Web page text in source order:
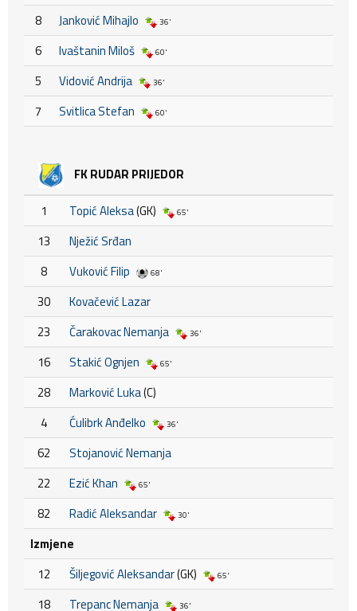
8 Janković Mihajlo 36'
6 Ivaštanin Miloš 60'
5 Vidović Andrija 36'
7 Svitlica Stefan 60'
FK RUDAR PRIJEDOR
1 Topić Aleksa(GK) 65'
13
Nježić Srđan
8
Vuković Filip 68'
30
Kovačević Lazar
23
Čarakovac Nemanja 36'
16 Stakić Ognjen 65'
28 Marković Luka(C)
4
Ćulibrk Anđelko 36'
62
Stojanović Nemanja
22
Ezić Khan 65'
82 Radić Aleksandar 30'
Izmjene
12
Šiljegović Aleksandar(GK) 65'
18 Trepanc Nemanja 36'